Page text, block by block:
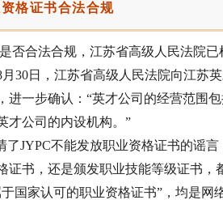
格证书合法合规
否合法合规，江苏省高级人民法院已
30日，江苏省高级人民法院向江苏
一步确认：“英才公司的经营范围包
才公司的内设机构。”
JYPC不能发放职业资格证书的谣
证书，还是颁发职业技能等级证书，
国家认可的职业资格证书”，均是网